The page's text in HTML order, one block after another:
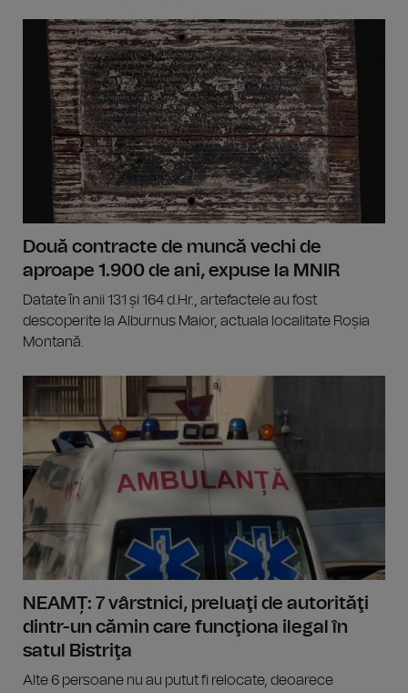
Două contracte de muncă vechi de
aproape 1.900 de ani, expuse la MNIR
Datate în anii 131 și 164 d.Hr., artefactele au fost
descoperite la Alburnus Maior, actuala localitate Roșia
Montană.
NEAMȚ: 7 vârstnici, preluaţi de autorităţi
dintr-un cămin care funcţiona ilegal în
satul Bistriţa
Alte 6 persoane nu au putut fi relocate, deoarece